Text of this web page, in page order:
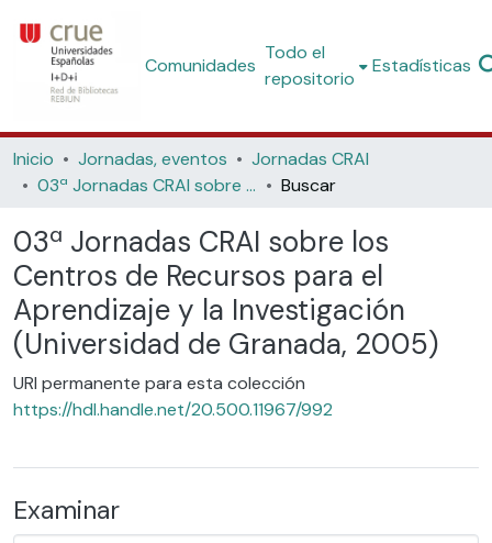
Comunidades
Todo el
repositorio
Estadísticas
Inicio Jornadas, eventos
Jornadas CRAI
03ª Jornadas CRAI sobre los Centros de Recursos para el Aprendizaje y la Investigación (Universidad de Granada, 2005)
Buscar
03ª Jornadas CRAI sobre los
Centros de Recursos para el
Aprendizaje y la Investigación
(Universidad de Granada, 2005)
URI permanente para esta colección
https://hdl.handle.net/20.500.11967/992
Examinar